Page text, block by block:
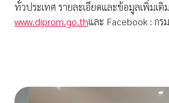
ทั่วประเทศ รายละเอียดและข้อมูลเพิ่มเติ
www.diprom.go.thและ Facebook : กร